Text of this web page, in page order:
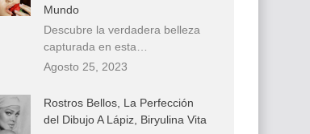
Mundo
Descubre la verdadera belleza
capturada en esta…
Agosto 25, 2023
Rostros Bellos, La Perfección
del Dibujo A Lápiz, Biryulina Vita